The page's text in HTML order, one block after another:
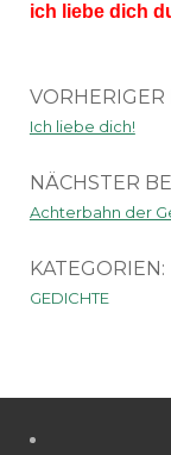
ich liebe dich
VORHERIGER
Ich liebe dich!
NÄCHSTER
Achterbahn der
KATEGORIEN:
GEDICHTE